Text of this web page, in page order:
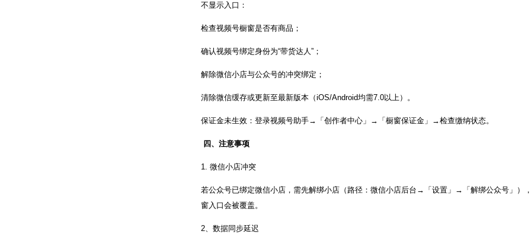
不显示入口：
检查视频号橱窗是否有商品；
确认视频号绑定身份为“带货达人”；
解除微信小店与公众号的冲突绑定；
清除微信缓存或更新至最新版本（iOS/Android均需7.0以上）。
保证金未生效：登录视频号助手→「创作者中心」→「橱窗保证金」→检查缴纳状态。
四、注意事项
1. 微信小店冲突
若公众号已绑定微信小店，需先解绑小店（路径：微信小店后台→「设置」→「解绑公众号」）
窗入口会被覆盖。
2、数据同步延迟